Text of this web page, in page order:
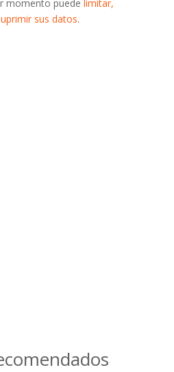
momento puede limitar,
sus datos.